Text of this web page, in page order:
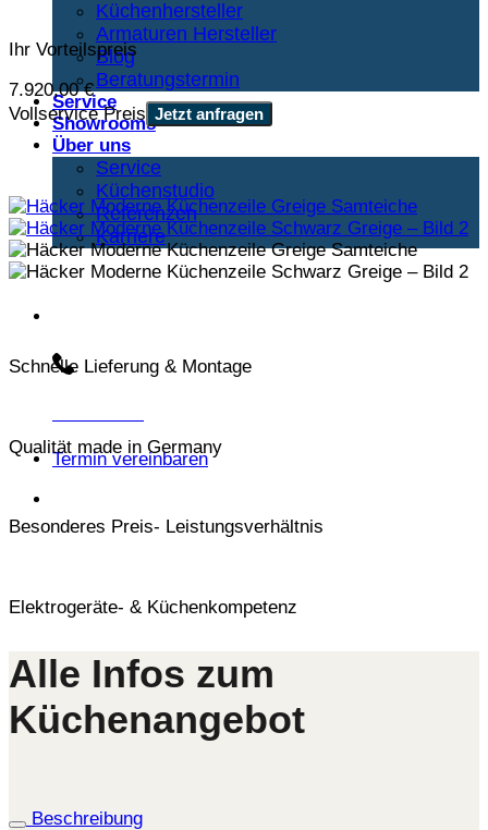
Küchenhersteller
Armaturen Hersteller
Blog
Beratungstermin
Service
Showrooms
Über uns
Service
Küchenstudio
Referenzen
Karriere
Termin vereinbaren
Ihr Vorteilspreis
7.920,00€
Vollservice Preis Jetzt anfragen
Schnelle Lieferung & Montage
Qualität made in Germany
Besonderes Preis- Leistungsverhältnis
Elektrogeräte- & Küchenkompetenz
Alle Infos zum
Küchenangebot
Beschreibung